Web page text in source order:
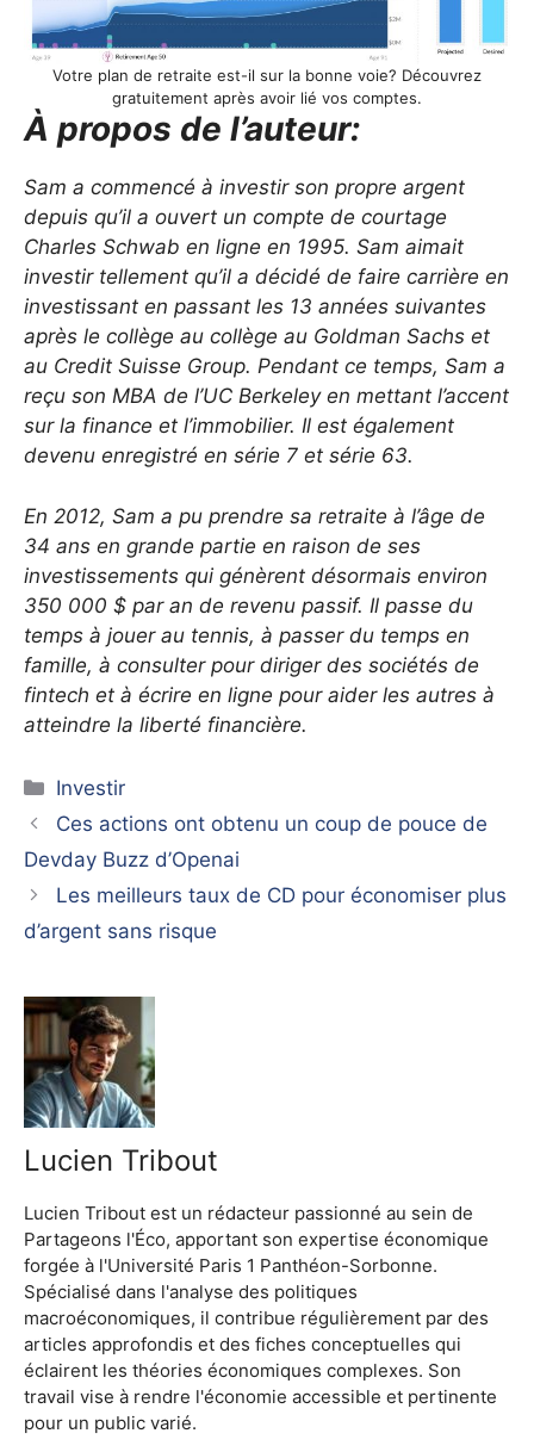
Votre plan de retraite est-il sur la bonne voie? Découvrez
gratuitement après avoir lié vos comptes.
À propos de l’auteur:
Sam a commencé à investir son propre argent
depuis qu’il a ouvert un compte de courtage
Charles Schwab en ligne en 1995. Sam aimait
investir tellement qu’il a décidé de faire carrière en
investissant en passant les 13 années suivantes
après le collège au collège au Goldman Sachs et
au Credit Suisse Group. Pendant ce temps, Sam a
reçu son MBA de l’UC Berkeley en mettant l’accent
sur la finance et l’immobilier. Il est également
devenu enregistré en série 7 et série 63.
En 2012, Sam a pu prendre sa retraite à l’âge de
34 ans en grande partie en raison de ses
investissements qui génèrent désormais environ
350 000 $ par an de revenu passif. Il passe du
temps à jouer au tennis, à passer du temps en
famille, à consulter pour diriger des sociétés de
fintech et à écrire en ligne pour aider les autres à
atteindre la liberté financière.
Catégories
Investir
Ces actions ont obtenu un coup de pouce de
Devday Buzz d’Openai
Les meilleurs taux de CD pour économiser plus
d’argent sans risque
Lucien Tribout
Lucien Tribout est un rédacteur passionné au sein de
Partageons l'Éco, apportant son expertise économique
forgée à l'Université Paris 1 Panthéon-Sorbonne.
Spécialisé dans l'analyse des politiques
macroéconomiques, il contribue régulièrement par des
articles approfondis et des fiches conceptuelles qui
éclairent les théories économiques complexes. Son
travail vise à rendre l'économie accessible et pertinente
pour un public varié.